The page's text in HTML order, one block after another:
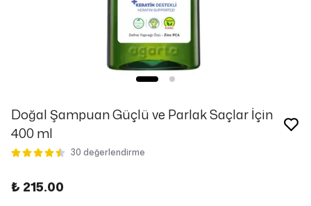
Doğal Şampuan Güçlü ve Parlak Saçlar İçin
400 ml
30 değerlendirme
₺ 215.00